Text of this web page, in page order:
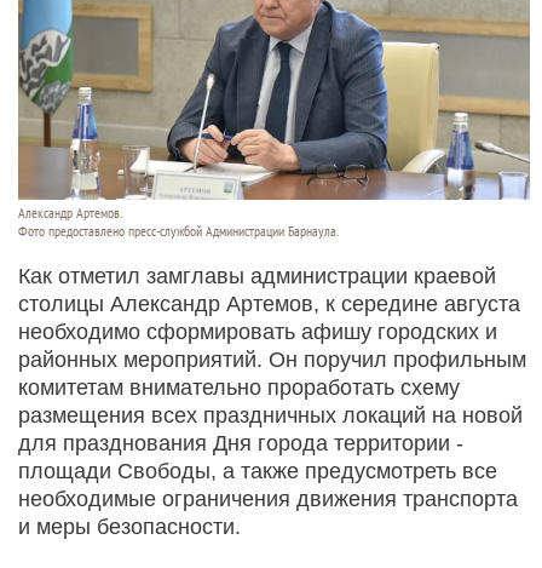
Александр Артемов.
Фото предоставлено пресс-службой Администрации Барнаула.
Как отметил замглавы администрации краевой
столицы Александр Артемов, к середине августа
необходимо сформировать афишу городских и
районных мероприятий. Он поручил профильным
комитетам внимательно проработать схему
размещения всех праздничных локаций на новой
для празднования Дня города территории -
площади Свободы, а также предусмотреть все
необходимые ограничения движения транспорта
и меры безопасности.